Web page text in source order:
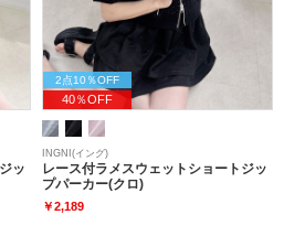
ッ
2点10％OFF
40％OFF
INGNI(イング)
レース付ラメスウェットショートジッ
プパーカー(クロ)
￥2,189